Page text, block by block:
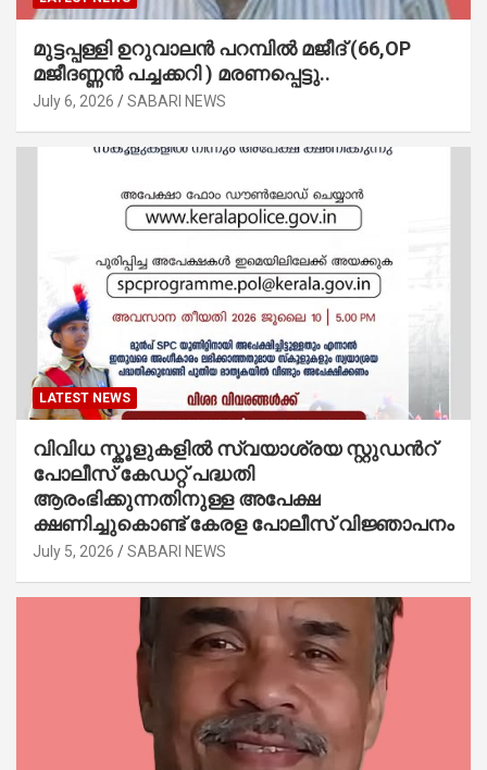
മുട്ടപ്പള്ളി ഉറുവാലൻ പറമ്പിൽ മജീദ് (66,OP
മജീദണ്ണൻ പച്ചക്കറി ) മരണപ്പെട്ടു..
July 6, 2026 SABARI NEWS
LATEST NEWS
വിവിധ സ്കൂളുകളില്‍ സ്വയാശ്രയ സ്റ്റുഡന്‍റ്
പോലീസ് കേഡറ്റ് പദ്ധതി
ആരംഭിക്കുന്നതിനുള്ള അപേക്ഷ
ക്ഷണിച്ചുകൊണ്ട് കേരള പോലീസ് വിജ്ഞാപനം
July 5, 2026 SABARI NEWS